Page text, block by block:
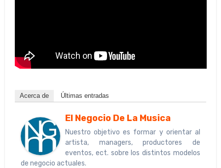
Acerca de Últimas entradas
El Negocio De La Musica
Nuestro objetivo es formar y orientar al
artista, managers, productores de
eventos, ect. sobre los distintos modelos
de negocio actuales.